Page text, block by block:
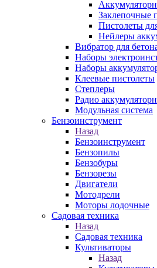
Заклепочные
Пистолеты
Нейлеры
Вибратор для
Наборы
Наборы
Клеевые пистолеты
Степлеры
Радио
Модульная система
Бензоинструмент
Назад
Бензоинструмент
Бензопилы
Бензобуры
Бензорезы
Двигатели
Мотодрели
Моторы лодочные
Садовая техника
Назад
Садовая техника
Культиваторы
Назад